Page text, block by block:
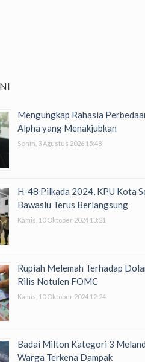
Mengungkap Rahasia
Alpha yang Menakjubkan
Senin, 3 Agustus 2026 15:48
H-48 Pilkada 2024, KPU Kota
Bawaslu Terus Berlangsung
Kamis, 10 Oktober 2024 13:21
Rupiah Melemah Terhadap
Rilis Notulen FOMC
Kamis, 10 Oktober 2024 12:24
Badai Milton Kategori 3
Warga Terkena Dampak